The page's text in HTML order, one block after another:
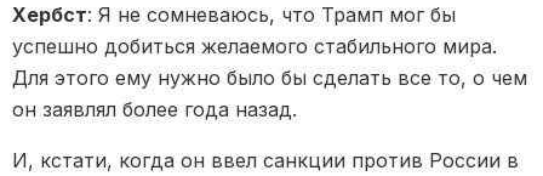
Хербст: Я не сомневаюсь, что Трамп мог бы
успешно добиться желаемого стабильного мира.
Для этого ему нужно было бы сделать все то, о чем
он заявлял более года назад.
И, кстати, когда он ввел санкции против России в